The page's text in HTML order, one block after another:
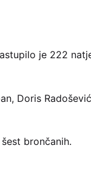
je 222
Doris
brončanih.